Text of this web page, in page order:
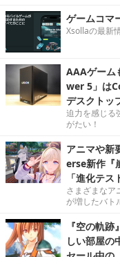
ゲームコマ
Xsollaの最新
AAAゲーム
wer 5」は
デスクトッ
迫力を感じる
がたい！
アニマや新
erse新作『
「進化テス
さまざまなア
が増したバト
『空の軌
しい部屋の